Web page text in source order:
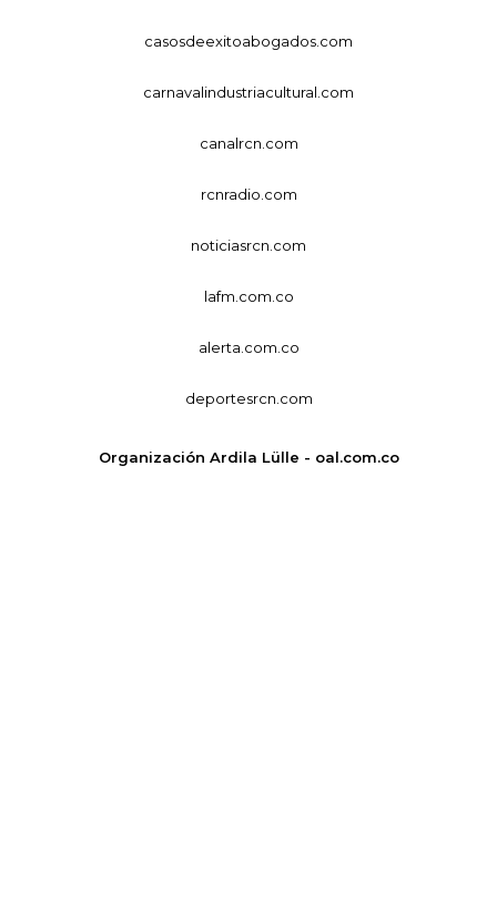
casosdeexitoabogados.com
carnavalindustriacultural.com
canalrcn.com
rcnradio.com
noticiasrcn.com
lafm.com.co
alerta.com.co
deportesrcn.com
Organización Ardila Lülle - oal.com.co